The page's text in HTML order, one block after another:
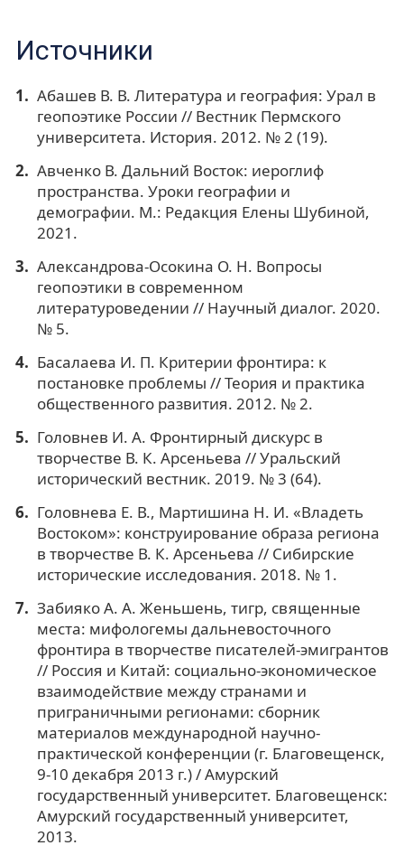
Источники
Абашев В. В. Литература и география: Урал в
геопоэтике России // Вестник Пермского
университета. История. 2012. № 2 (19).
Авченко В. Дальний Восток: иероглиф
пространства. Уроки географии и
демографии. М.: Редакция Елены Шубиной,
2021.
Александрова-Осокина О. Н. Вопросы
геопоэтики в современном
литературоведении // Научный диалог. 2020.
№ 5.
Басалаева И. П. Критерии фронтира: к
постановке проблемы // Теория и практика
общественного развития. 2012. № 2.
Головнев И. А. Фронтирный дискурс в
творчестве В. К. Арсеньева // Уральский
исторический вестник. 2019. № 3 (64).
Головнева Е. В., Мартишина Н. И. «Владеть
Востоком»: конструирование образа региона
в творчестве В. К. Арсеньева // Сибирские
исторические исследования. 2018. № 1.
Забияко А. А. Женьшень, тигр, священные
места: мифологемы дальневосточного
фронтира в творчестве писателей-эмигрантов
// Россия и Китай: социально-экономическое
взаимодействие между странами и
приграничными регионами: сборник
материалов международной научно-
практической конференции (г. Благовещенск,
9-10 декабря 2013 г.) / Амурский
государственный университет. Благовещенск:
Амурский государственный университет,
2013.